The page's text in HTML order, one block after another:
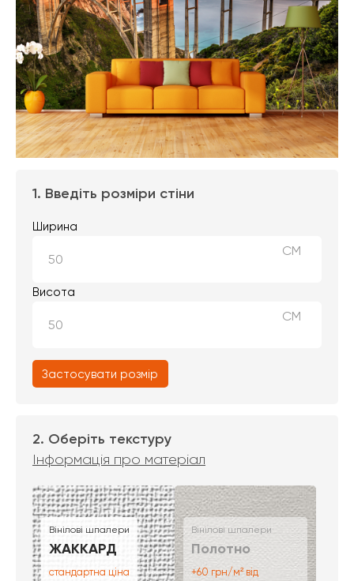
1. Введіть розміри стіни
Ширина
СМ
Висота
СМ
Застосувати розмір
2. Оберіть текстуру
Інформація про матеріал
Вінілові шпалери
ЖАККАРД
стандартна ціна
Вінілові шпалери
Полотно
+60 грн/м² від